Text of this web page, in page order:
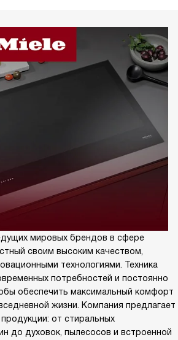
мировых брендов в сфере
своим высоким качеством,
технологиями. Техника
потребностей и постоянно
обеспечить максимальный комфорт
жизни. Компания предлагает
от стиральных
до духовок, пылесосов и встроенной